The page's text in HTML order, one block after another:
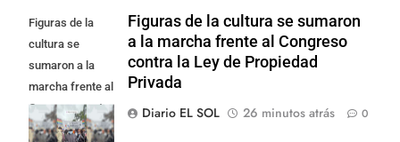
Figuras de la
cultura se
sumaron a la
marcha frente al
Congreso contra
la Ley de
Figuras de la cultura se sumaron
a la marcha frente al Congreso
contra la Ley de Propiedad
Privada
Diario EL SOL
26 minutos atrás 0